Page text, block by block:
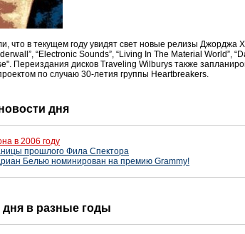
что в текущем году увидят свет новые релизы Джорджа
“Electronic Sounds”, “Living In The Material World”,
". Переиздания дисков Traveling Wilburys также
по случаю 30-летия группы Heartbreakers
дня
в 2006 году
прошлого Фила Спектора
Белью номинирован на премию Grammy!
дня в разные годы